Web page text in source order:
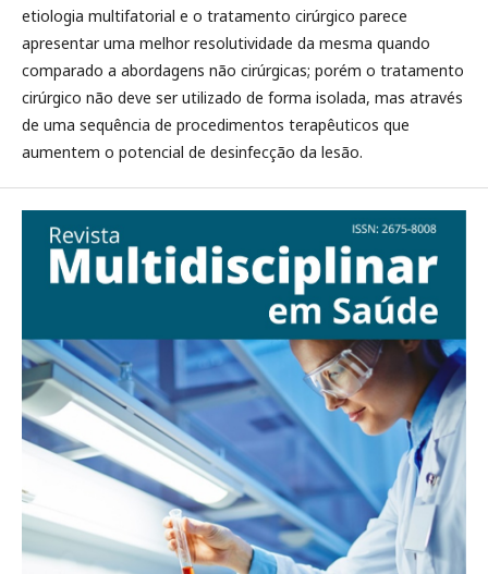
etiologia multifatorial e o tratamento cirúrgico parece
apresentar uma melhor resolutividade da mesma quando
comparado a abordagens não cirúrgicas; porém o tratamento
cirúrgico não deve ser utilizado de forma isolada, mas através
de uma sequência de procedimentos terapêuticos que
aumentem o potencial de desinfecção da lesão.